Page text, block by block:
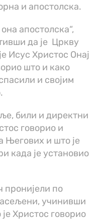
и апостолска.
апостолска“,
да је Цркву
Исус Христос Онај
што и како
и својим
били и директни
говорио и
Његових и што је
када је установио
пронијели по
учинивши
Христос говорио